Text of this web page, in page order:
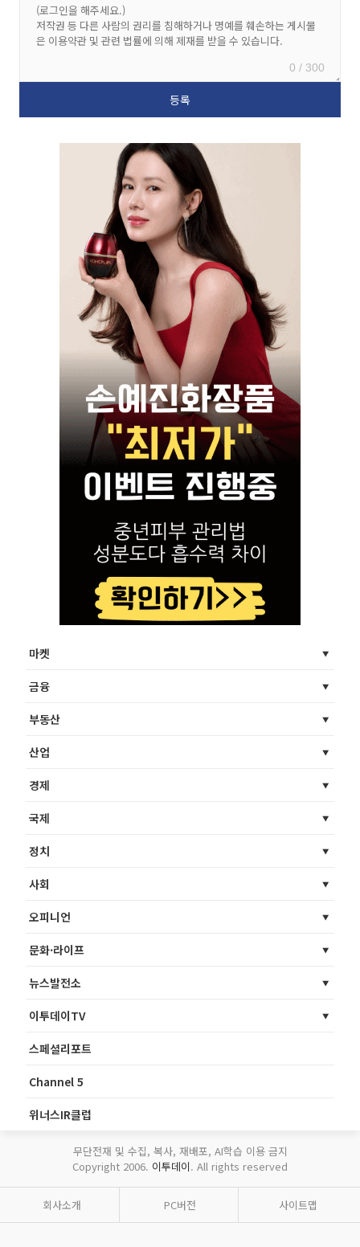
0 / 300
마켓
금융
부동산
산업
경제
국제
정치
사회
오피니언
문화·라이프
뉴스발전소
이투데이TV
스페셜리포트
Channel 5
위너스IR클럽
무단전재 및 수집, 복사, 재배포, AI학습 이용 금지
Copyright 2006. 이투데이. All rights reserved
회사소개 PC버전 사이트맵